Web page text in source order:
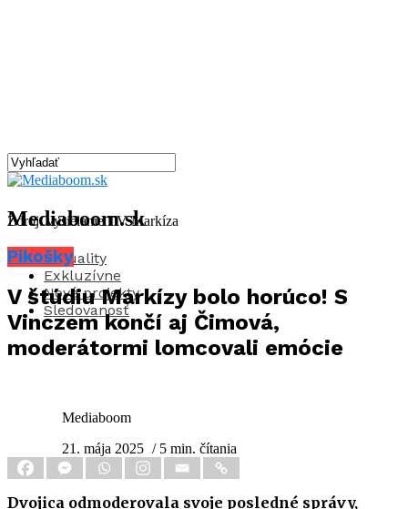
Mediaboom.sk
Aktuality
Exkluzívne
Nové projekty
Sledovanosť
Zdroj: vysielanie TV Markíza
Pikošky
V štúdiu Markízy bolo horúco! S
Vinczem končí aj Čimová,
moderátormi lomcovali emócie
Mediaboom
21. mája 2025 / 5 min. čítania
Dvojica odmoderovala svoje posledné správy,